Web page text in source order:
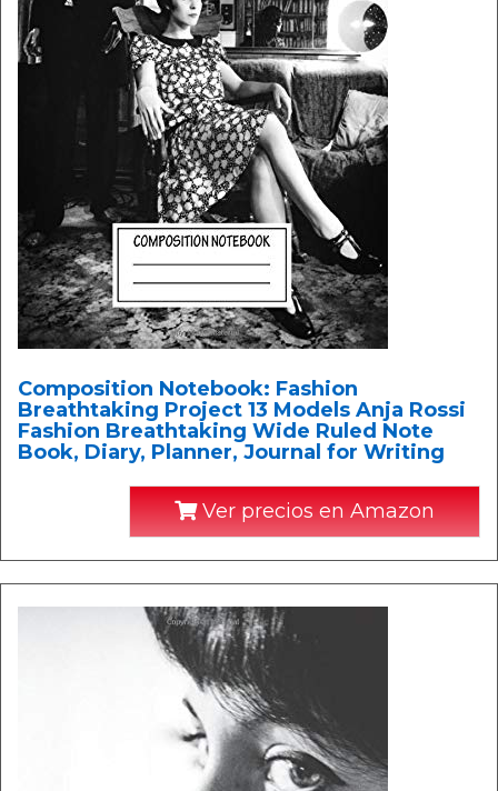
Composition Notebook: Fashion
Breathtaking Project 13 Models Anja Rossi
Fashion Breathtaking Wide Ruled Note
Book, Diary, Planner, Journal for Writing
Ver precios en Amazon